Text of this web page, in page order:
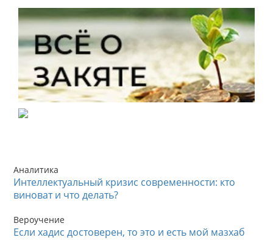
Аналитика
Интеллектуальный кризис современности: кто
виноват и что делать?
Вероучение
Если хадис достоверен, то это и есть мой мазхаб